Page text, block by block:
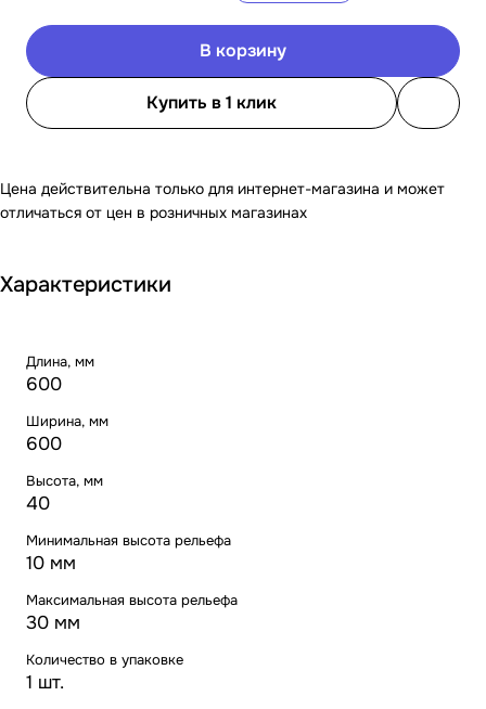
В корзину
Купить в 1 клик
Цена действительна только для интернет-магазина и может
отличаться от цен в розничных магазинах
Характеристики
Длина, мм
600
Ширина, мм
600
Высота, мм
40
Минимальная высота рельефа
10 мм
Максимальная высота рельефа
30 мм
Количество в упаковке
1 шт.